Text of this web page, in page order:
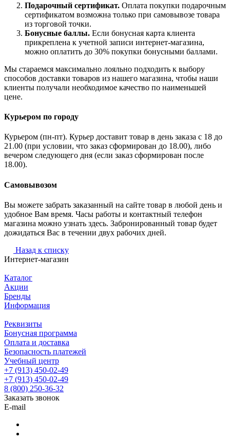
Подарочный сертификат. Оплата покупки подарочным
сертификатом возможна только при самовывозе товара
из торговой точки.
Бонусные баллы. Если бонусная карта клиента
прикреплена к учетной записи интернет-магазина,
можно оплатить до 30% покупки бонусными баллами.
Мы стараемся максимально лояльно подходить к выбору
способов доставки товаров из нашего магазина, чтобы наши
клиенты получали необходимое качество по наименьшей
цене.
Курьером по городу
Курьером (пн-пт). Курьер доставит товар в день заказа с 18 до
21.00 (при условии, что заказ сформирован до 18.00), либо
вечером следующего дня (если заказ сформирован после
18.00).
Самовывозом
Вы можете забрать заказанный на сайте товар в любой день и
удобное Вам время. Часы работы и контактный телефон
магазина можно узнать здесь. Забронированный товар будет
дожидаться Вас в течении двух рабочих дней.
Назад к списку
Интернет-магазин
Каталог
Акции
Бренды
Информация
Реквизиты
Бонусная программа
Оплата и доставка
Безопасность платежей
Учебный центр
+7 (913) 450-02-49
+7 (913) 450-02-49
8 (800) 250-36-32
Заказать звонок
E-mail